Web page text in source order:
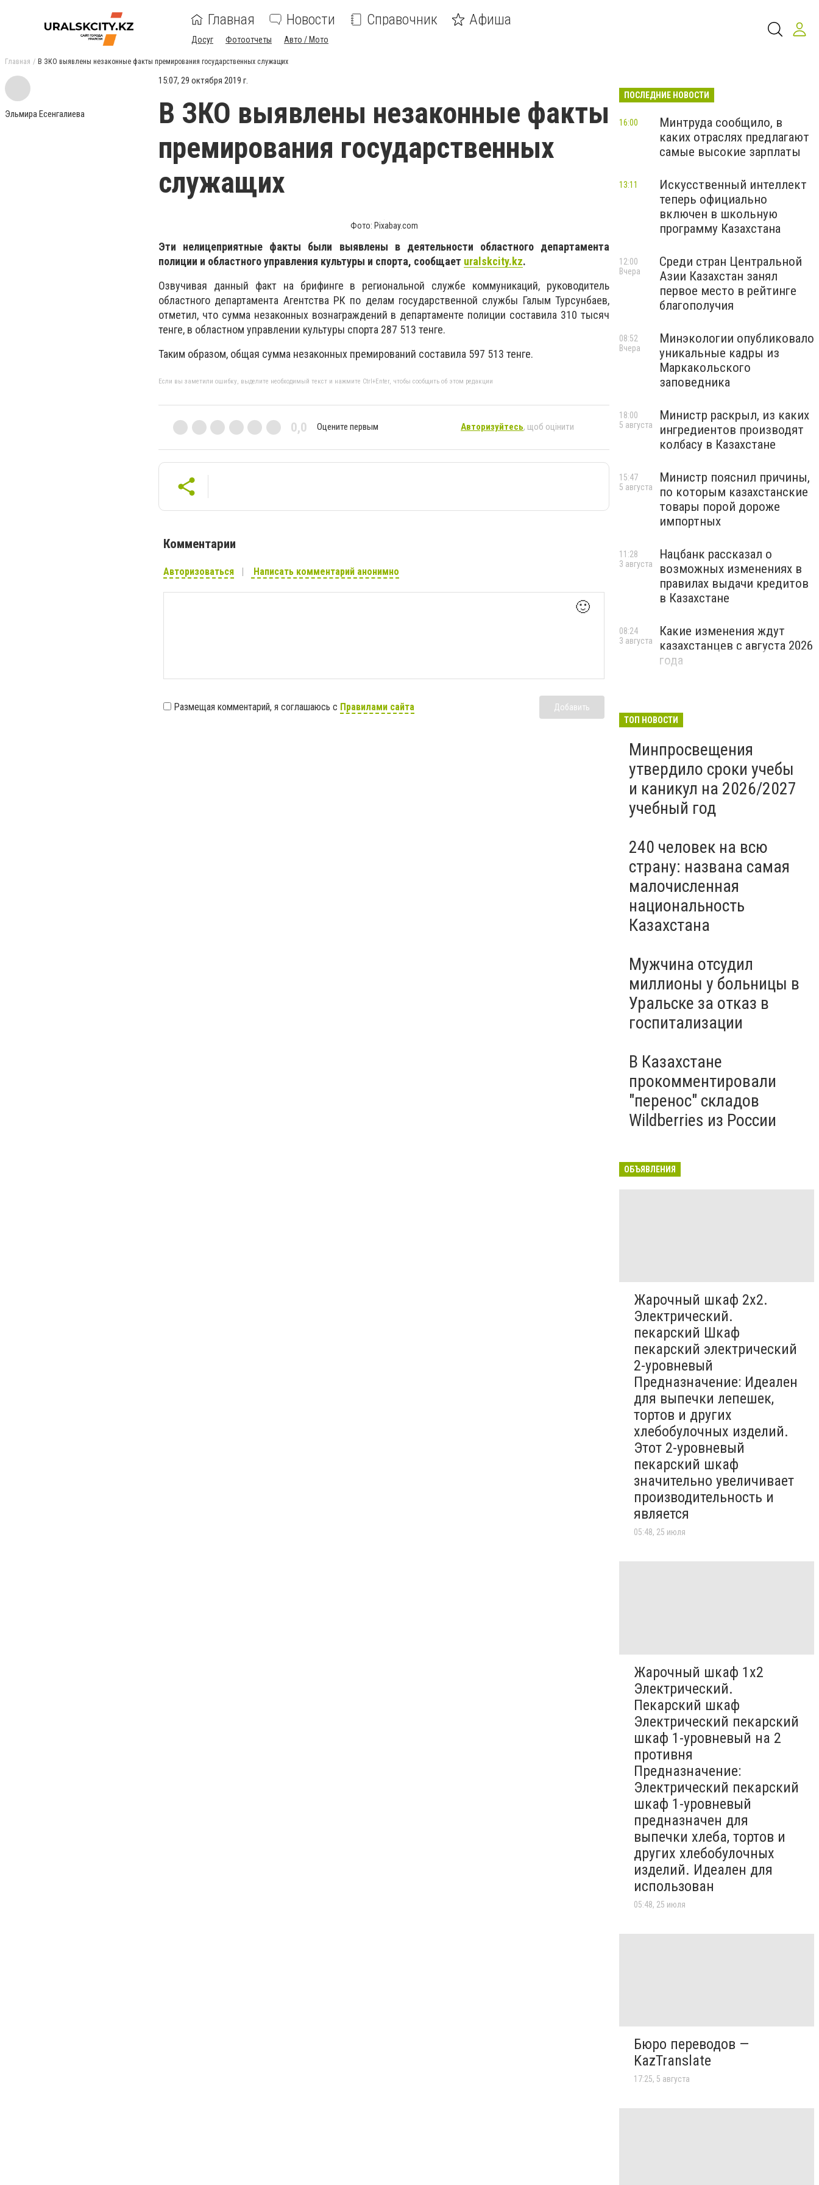
Главная Новости Справочник Афиша
Досуг Фотоотчеты Авто / Мото
Главная В ЗКО выявлены незаконные факты премирования государственных служащих
Эльмира Есенгалиева
15:07, 29 октября 2019 г.
В ЗКО выявлены незаконные факты
премирования государственных
служащих
Фото: Pixabay.com
Эти нелицеприятные факты были выявлены в деятельности областного департамента
полиции и областного управления культуры и спорта, сообщает uralskcity.kz.
Озвучивая данный факт на брифинге в региональной службе коммуникаций, руководитель
областного департамента Агентства РК по делам государственной службы Галым Турсунбаев,
отметил, что сумма незаконных вознаграждений в департаменте полиции составила 310 тысяч
тенге, в областном управлении культуры спорта 287 513 тенге.
Таким образом, общая сумма незаконных премирований составила 597 513 тенге.
Если вы заметили ошибку, выделите необходимый текст и нажмите Ctrl+Enter, чтобы сообщить об этом редакции
0,0 Оцените первым Авторизуйтесь, щоб оцінити
Комментарии
Авторизоваться Написать комментарий анонимно
🙂
Размещая комментарий, я соглашаюсь с Правилами сайта Добавить
ПОСЛЕДНИЕ НОВОСТИ
Минтруда сообщило, в
каких отраслях предлагают
самые высокие зарплаты
16:00
Искусственный интеллект
теперь официально
включен в школьную
программу Казахстана
13:11
Среди стран Центральной
Азии Казахстан занял
первое место в рейтинге
благополучия
12:00
Вчера
Минэкологии опубликовало
уникальные кадры из
Маркакольского
заповедника
08:52
Вчера
Министр раскрыл, из каких
ингредиентов производят
колбасу в Казахстане
18:00
5 августа
Министр пояснил причины,
по которым казахстанские
товары порой дороже
импортных
15:47
5 августа
Нацбанк рассказал о
возможных изменениях в
правилах выдачи кредитов
в Казахстане
11:28
3 августа
Какие изменения ждут
казахстанцев с августа 2026
года
08:24
3 августа
ТОП НОВОСТИ
Минпросвещения
утвердило сроки учебы
и каникул на 2026/2027
учебный год
240 человек на всю
страну: названа самая
малочисленная
национальность
Казахстана
Мужчина отсудил
миллионы у больницы в
Уральске за отказ в
госпитализации
В Казахстане
прокомментировали
"перенос" складов
Wildberries из России
ОБЪЯВЛЕНИЯ
Жарочный шкаф 2х2.
Электрический.
пекарский Шкаф
пекарский электрический
2-уровневый
Предназначение: Идеален
для выпечки лепешек,
тортов и других
хлебобулочных изделий.
Этот 2-уровневый
пекарский шкаф
значительно увеличивает
производительность и
является
05:48, 25 июля
Жарочный шкаф 1х2
Электрический.
Пекарский шкаф
Электрический пекарский
шкаф 1-уровневый на 2
противня
Предназначение:
Электрический пекарский
шкаф 1-уровневый
предназначен для
выпечки хлеба, тортов и
других хлебобулочных
изделий. Идеален для
использован
05:48, 25 июля
Бюро переводов —
KazTranslate
17:25, 5 августа